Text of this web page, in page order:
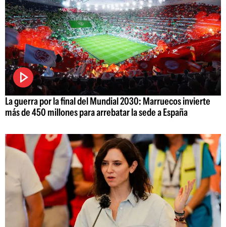
La guerra por la final del Mundial 2030: Marruecos invierte
más de 450 millones para arrebatar la sede a España